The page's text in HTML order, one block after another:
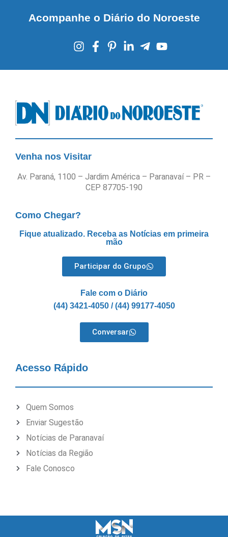
Acompanhe o Diário do Noroeste
Venha nos Visitar
Av. Paraná, 1100 – Jardim América – Paranavaí – PR –
CEP 87705-190
Como Chegar?
Fique atualizado. Receba as Notícias em primeira
mão
Participar do Grupo
Fale com o Diário
(44) 3421-4050 / (44) 99177-4050
Conversar
Acesso Rápido
Quem Somos
Enviar Sugestão
Notícias de Paranavaí
Notícias da Região
Fale Conosco